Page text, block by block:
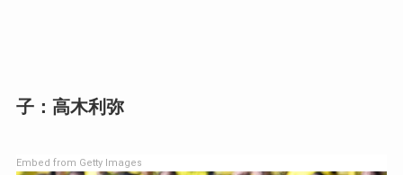
子：高木利弥
Embed from Getty Images